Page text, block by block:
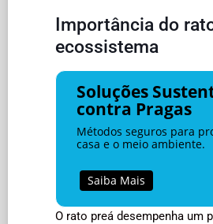
Importância do
ecossistema
Soluções
contra Pragas
Métodos seguros para
casa e o meio ambiente.
Saiba Mais
O rato preá desempenha um